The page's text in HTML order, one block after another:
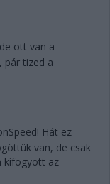
ott van a
pár tized a
Hát ez
van, de csak
kifogyott az